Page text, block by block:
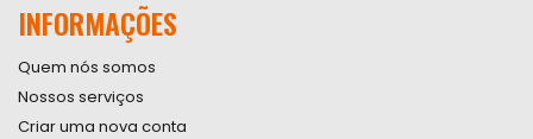
INFORMAÇÕES
Quem nós somos
Nossos serviços
Criar uma nova conta